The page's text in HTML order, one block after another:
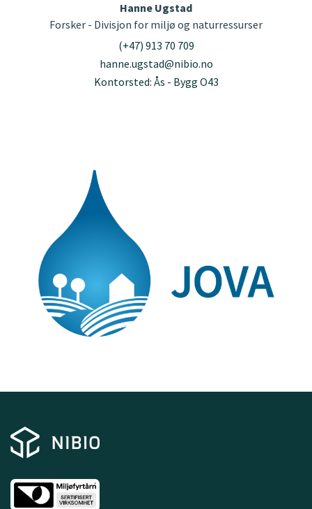
Hanne Ugstad
Forsker - Divisjon for miljø og naturressurser
(+47) 913 70 709
hanne.ugstad@nibio.no
Kontorsted: Ås - Bygg O43